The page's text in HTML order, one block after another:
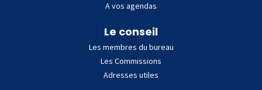
A vos agendas
Le conseil
Les membres du bureau
Les Commissions
Adresses utiles